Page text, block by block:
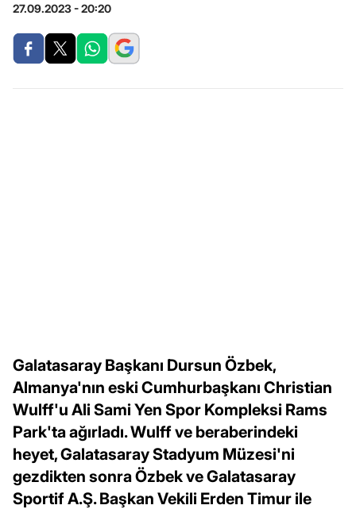
27.09.2023 - 20:20
Galatasaray Başkanı Dursun Özbek,
Almanya'nın eski Cumhurbaşkanı Christian
Wulff'u Ali Sami Yen Spor Kompleksi Rams
Park'ta ağırladı. Wulff ve beraberindeki
heyet, Galatasaray Stadyum Müzesi'ni
gezdikten sonra Özbek ve Galatasaray
Sportif A.Ş. Başkan Vekili Erden Timur ile